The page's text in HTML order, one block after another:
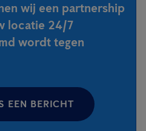
wij een partnership
locatie 24/7
wordt tegen
EEN BERICHT